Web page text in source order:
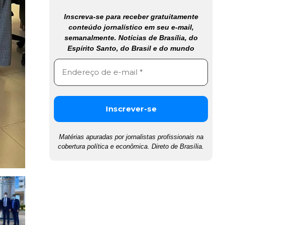
Inscreva-se para receber gratuitamente
conteúdo jornalístico em seu e-mail,
semanalmente. Notícias de Brasília, do
Espírito Santo, do Brasil e do mundo
Matérias apuradas por jornalistas profissionais na
cobertura política e econômica. Direto de Brasília.